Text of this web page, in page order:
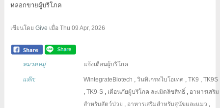
หลอกขายผู้บริโภค
เขียนโดย Give เมื่อ Thu 09 Apr, 2026
หมวดหมู่ แจ้งเตือนผู้บริโภค
แท๊ก: WintegrateBiotech ,วินทิเกรทไบโอเทค ,TK9 ,TK9S
,TK9-S เตือนภัยผู้บริโภค ละเมิดลิขสิทธิ์
อาหารเสริม
สำหรับสัตว์ป่วย
อาหารเสริมสำหรับสุนัขและแมว